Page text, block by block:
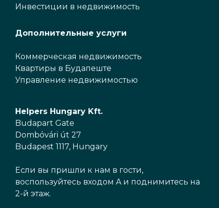
Инвестиции в недвижимость
Дополнительные услуги
Коммерческая недвижимость
Квартиры в Будапеште
Управление недвижимостью
Helpers Hungary Kft.
Budapart Gate
Dombóvári út 27
Budapest 1117, Hungary
Если вы пришли к нам в гости,
воспользуйтесь входом A и поднимитесь на
2-й этаж.